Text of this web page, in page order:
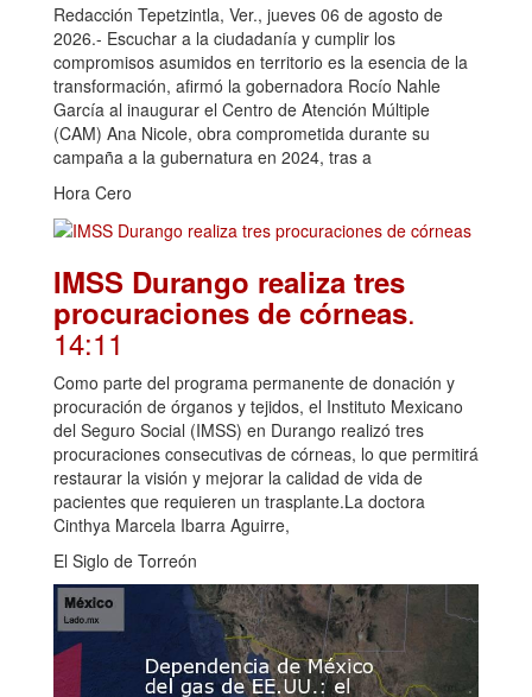
Redacción Tepetzintla, Ver., jueves 06 de agosto de
2026.- Escuchar a la ciudadanía y cumplir los
compromisos asumidos en territorio es la esencia de la
transformación, afirmó la gobernadora Rocío Nahle
García al inaugurar el Centro de Atención Múltiple
(CAM) Ana Nicole, obra comprometida durante su
campaña a la gubernatura en 2024, tras a
Hora Cero
IMSS Durango realiza tres
procuraciones de córneas.
14:11
Como parte del programa permanente de donación y
procuración de órganos y tejidos, el Instituto Mexicano
del Seguro Social (IMSS) en Durango realizó tres
procuraciones consecutivas de córneas, lo que permitirá
restaurar la visión y mejorar la calidad de vida de
pacientes que requieren un trasplante.La doctora
Cinthya Marcela Ibarra Aguirre,
El Siglo de Torreón